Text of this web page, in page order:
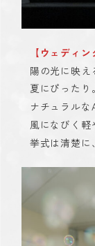
【ウェディン
陽の光に映
夏にぴったり。
ナチュラル
風になびく軽
挙式は清楚に